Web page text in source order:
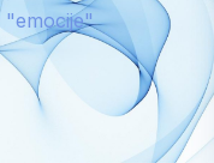
"emocije"